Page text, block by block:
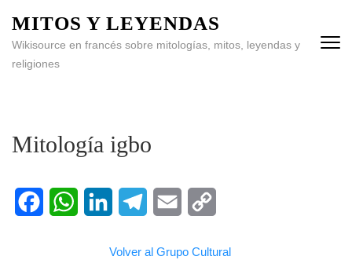
MITOS Y LEYENDAS
Wikisource en francés sobre mitologías, mitos, leyendas y
religiones
Mitología igbo
Link
Volver al Grupo Cultural